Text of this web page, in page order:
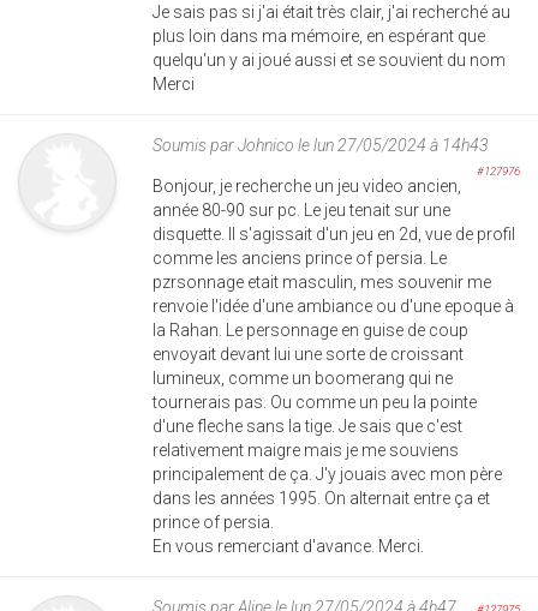
Je sais pas si j'ai était très clair, j'ai recherché au
plus loin dans ma mémoire, en espérant que
quelqu'un y ai joué aussi et se souvient du nom
Merci
Soumis parJohnico le lun 27/05/2024 à 14h43
#127976
Bonjour, je recherche un jeu video ancien,
année 80-90 sur pc. Le jeu tenait sur une
disquette. Il s'agissait d'un jeu en 2d, vue de profil
comme les anciens prince of persia. Le
pzrsonnage etait masculin, mes souvenir me
renvoie l'idée d'une ambiance ou d'une epoque à
la Rahan. Le personnage en guise de coup
envoyait devant lui une sorte de croissant
lumineux, comme un boomerang qui ne
tournerais pas. Ou comme un peu la pointe
d'une fleche sans la tige. Je sais que c'est
relativement maigre mais je me souviens
principalement de ça. J'y jouais avec mon père
dans les années 1995. On alternait entre ça et
prince of persia.
En vous remerciant d'avance. Merci.